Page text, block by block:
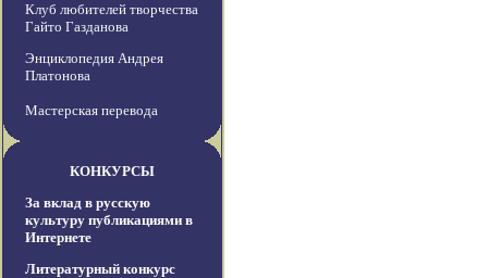
Клуб любителей творчества
Гайто Газданова
Энциклопедия Андрея
Платонова
Мастерская перевода
КОНКУРСЫ
За вклад в русскую
культуру публикациями в
Интернете
Литературный конкурс